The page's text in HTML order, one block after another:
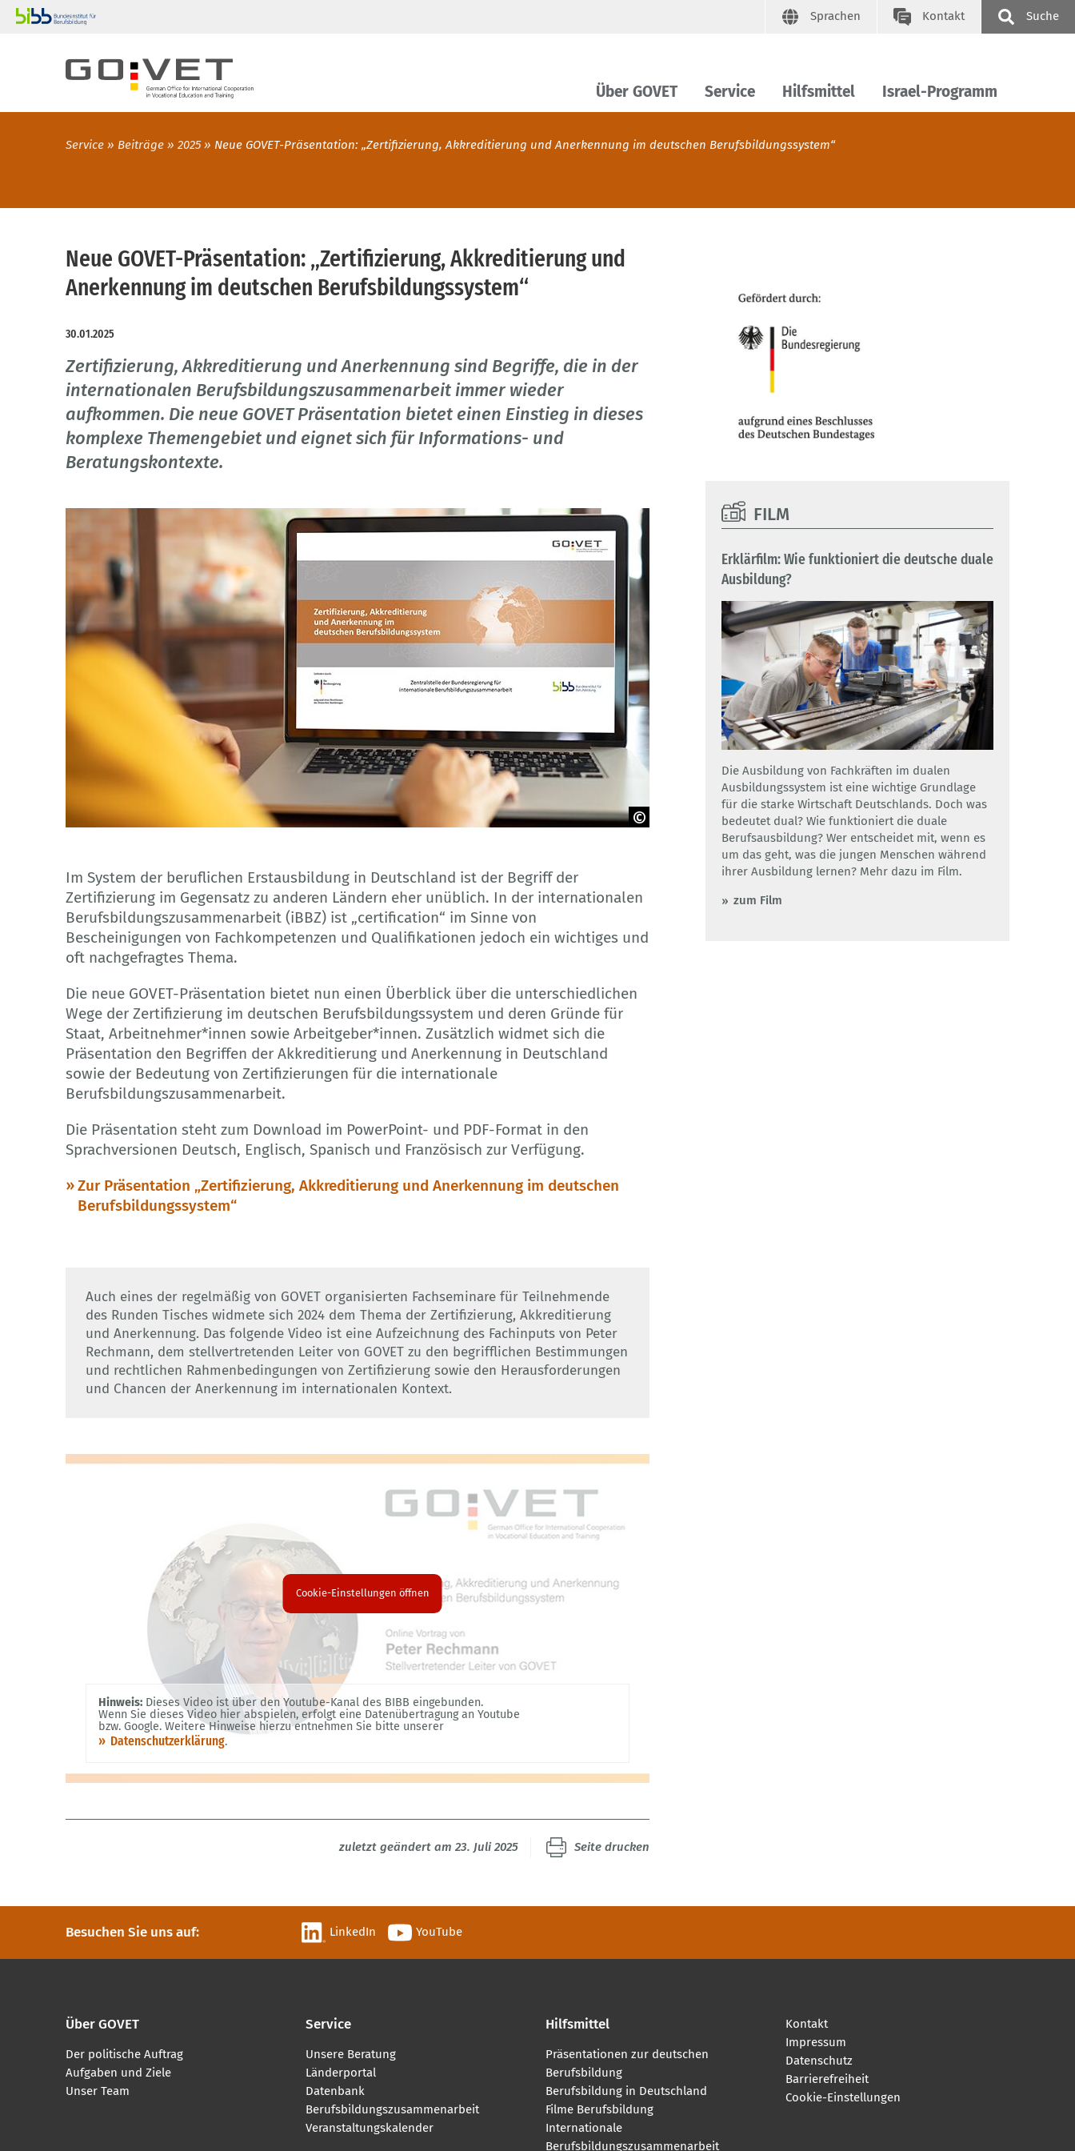
Sprachen Kontakt Suche
Über GOVET Service Hilfsmittel Israel-Programm
Service Beiträge 2025 Neue GOVET-Präsentation: „Zertifizierung, Akkreditierung und Anerkennung im deutschen Berufsbildungssystem“
Neue GOVET-Präsentation: „Zertifizierung, Akkreditierung und
Anerkennung im deutschen Berufsbildungssystem“
30.01.2025
Zertifizierung, Akkreditierung und Anerkennung sind Begriffe, die in der
internationalen Berufsbildungszusammenarbeit immer wieder
aufkommen. Die neue GOVET Präsentation bietet einen Einstieg in dieses
komplexe Themengebiet und eignet sich für Informations- und
Beratungskontexte.
Im System der beruflichen Erstausbildung in Deutschland ist der Begriff der
Zertifizierung im Gegensatz zu anderen Ländern eher unüblich. In der internationalen
Berufsbildungszusammenarbeit (iBBZ) ist „certification“ im Sinne von
Bescheinigungen von Fachkompetenzen und Qualifikationen jedoch ein wichtiges und
oft nachgefragtes Thema.
Die neue GOVET-Präsentation bietet nun einen Überblick über die unterschiedlichen
Wege der Zertifizierung im deutschen Berufsbildungssystem und deren Gründe für
Staat, Arbeitnehmer*innen sowie Arbeitgeber*innen. Zusätzlich widmet sich die
Präsentation den Begriffen der Akkreditierung und Anerkennung in Deutschland
sowie der Bedeutung von Zertifizierungen für die internationale
Berufsbildungszusammenarbeit.
Die Präsentation steht zum Download im PowerPoint- und PDF-Format in den
Sprachversionen Deutsch, Englisch, Spanisch und Französisch zur Verfügung.
Zur Präsentation „Zertifizierung, Akkreditierung und Anerkennung im deutschen
Berufsbildungssystem“
Auch eines der regelmäßig von GOVET organisierten Fachseminare für Teilnehmende
des Runden Tisches widmete sich 2024 dem Thema der Zertifizierung, Akkreditierung
und Anerkennung. Das folgende Video ist eine Aufzeichnung des Fachinputs von Peter
Rechmann, dem stellvertretenden Leiter von GOVET zu den begrifflichen Bestimmungen
und rechtlichen Rahmenbedingungen von Zertifizierung sowie den Herausforderungen
und Chancen der Anerkennung im internationalen Kontext.
Cookie-Einstellungen öffnen
Hinweis: Dieses Video ist über den Youtube-Kanal des BIBB eingebunden.
Wenn Sie dieses Video hier abspielen, erfolgt eine Datenübertragung an Youtube
bzw. Google. Weitere Hinweise hierzu entnehmen Sie bitte unserer
Datenschutzerklärung.
FILM
Erklärfilm: Wie funktioniert die deutsche duale
Ausbildung?
Die Ausbildung von Fachkräften im dualen
Ausbildungssystem ist eine wichtige Grundlage
für die starke Wirtschaft Deutschlands. Doch was
bedeutet dual? Wie funktioniert die duale
Berufsausbildung? Wer entscheidet mit, wenn es
um das geht, was die jungen Menschen während
ihrer Ausbildung lernen? Mehr dazu im Film.
zum Film
zuletzt geändert am 23. Juli 2025 Seite drucken
Besuchen Sie uns auf: LinkedIn YouTube
Über GOVET
Der politische Auftrag
Aufgaben und Ziele
Unser Team
Service
Unsere Beratung
Länderportal
Datenbank
Berufsbildungszusammenarbeit
Veranstaltungskalender
Hilfsmittel
Präsentationen zur deutschen
Berufsbildung
Berufsbildung in Deutschland
Filme Berufsbildung
Internationale
Berufsbildungszusammenarbeit
Kontakt
Impressum
Datenschutz
Barrierefreiheit
Cookie-Einstellungen